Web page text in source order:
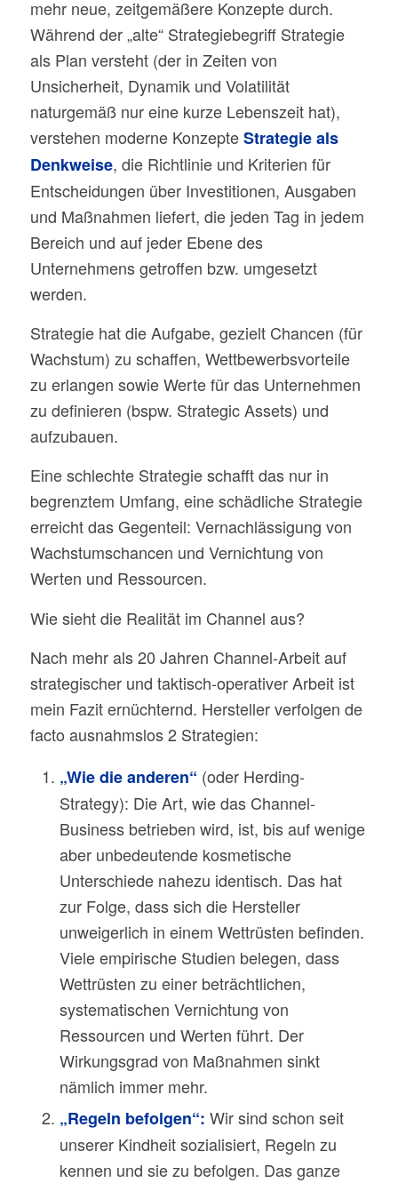
mehr neue, zeitgemäßere Konzepte durch.
Während der „alte“ Strategiebegriff Strategie
als Plan versteht (der in Zeiten von
Unsicherheit, Dynamik und Volatilität
naturgemäß nur eine kurze Lebenszeit hat),
verstehen moderne KonzepteStrategie als
Denkweise, die Richtlinie und Kriterien für
Entscheidungen über Investitionen, Ausgaben
und Maßnahmen liefert, die jeden Tag in jedem
Bereich und auf jeder Ebene des
Unternehmens getroffen bzw. umgesetzt
werden.
Strategie hat die Aufgabe, gezielt Chancen (für
Wachstum) zu schaffen, Wettbewerbsvorteile
zu erlangen sowie Werte für das Unternehmen
zu definieren (bspw. Strategic Assets) und
aufzubauen.
Eine schlechte Strategie schafft das nur in
begrenztem Umfang, eine schädliche Strategie
erreicht das Gegenteil: Vernachlässigung von
Wachstumschancen und Vernichtung von
Werten und Ressourcen.
Wie sieht die Realität im Channel aus?
Nach mehr als 20 Jahren Channel-Arbeit auf
strategischer und taktisch-operativer Arbeit ist
mein Fazit ernüchternd. Hersteller verfolgen de
facto ausnahmslos 2 Strategien:
„Wie die anderen“ (oder Herding-
Strategy): Die Art, wie das Channel-
Business betrieben wird, ist, bis auf wenige
aber unbedeutende kosmetische
Unterschiede nahezu identisch. Das hat
zur Folge, dass sich die Hersteller
unweigerlich in einem Wettrüsten befinden.
Viele empirische Studien belegen, dass
Wettrüsten zu einer beträchtlichen,
systematischen Vernichtung von
Ressourcen und Werten führt. Der
Wirkungsgrad von Maßnahmen sinkt
nämlich immer mehr.
„Regeln befolgen“: Wir sind schon seit
unserer Kindheit sozialisiert, Regeln zu
kennen und sie zu befolgen. Das ganze